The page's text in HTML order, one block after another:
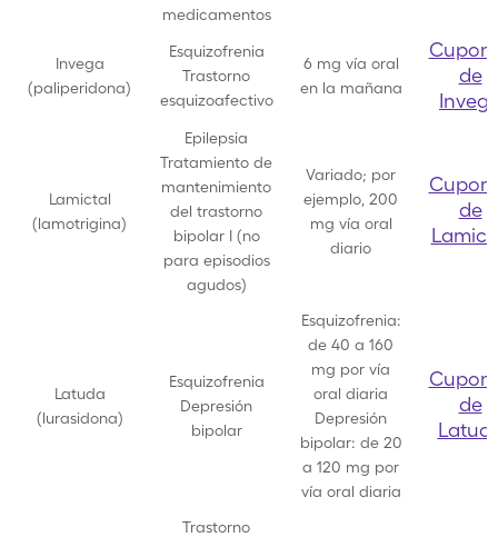
medicamentos
Invega
(paliperidona)
Esquizofrenia
Trastorno
esquizoafectivo
6 mg vía oral
en la mañana
de
Lamictal
(lamotrigina)
Epilepsia
Tratamiento de
mantenimiento
del trastorno
bipolar I (no
para episodios
agudos)
Variado; por
ejemplo, 200
mg vía oral
diario
de
Latuda
(lurasidona)
Esquizofrenia
Depresión
bipolar
Esquizofrenia:
de 40 a 160
mg por vía
oral diaria
Depresión
bipolar: de 20
a 120 mg por
vía oral diaria
de
Trastorno